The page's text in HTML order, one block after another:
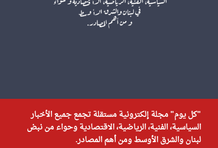
"كل يوم" مجلة إلكترونية مستقلة تجمع جميع الأخبار
السياسية، الفنية، الرياضية، الاقتصادية وحواء من نبض
لبنان والشرق الأوسط ومن أهم المصادر.